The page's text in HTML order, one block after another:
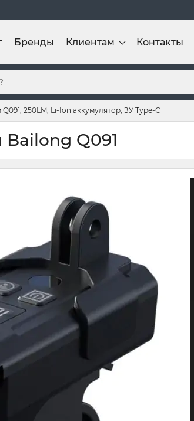
Бренды Клиентам Контакты
250LM, Li-Ion аккумулятор, ЗУ Type-C
Q091